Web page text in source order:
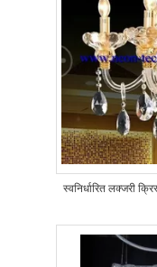
स्वनिर्धारित लक्जरी